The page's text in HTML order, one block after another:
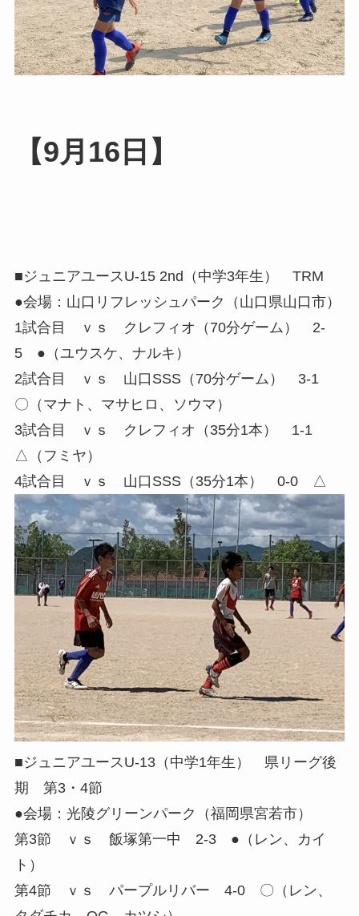
【9月16日】
■ジュニアユースU-15 2nd（中学3年生） TRM
●会場：山口リフレッシュパーク（山口県山口市）
1試合目 ｖｓ クレフィオ（70分ゲーム） 2-
5 ●（ユウスケ、ナルキ）
2試合目 ｖｓ 山口SSS（70分ゲーム） 3-1
〇（マナト、マサヒロ、ソウマ）
3試合目 ｖｓ クレフィオ（35分1本） 1-1
△（フミヤ）
4試合目 ｖｓ 山口SSS（35分1本） 0-0 △
■ジュニアユースU-13（中学1年生） 県リーグ後
期 第3・4節
●会場：光陵グリーンパーク（福岡県宮若市）
第3節 ｖｓ 飯塚第一中 2-3 ●（レン、カイ
ト）
第4節 ｖｓ パープルリバー 4-0 〇（レン、